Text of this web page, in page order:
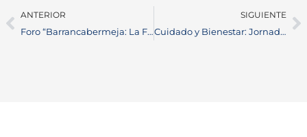
ANTERIOR
Foro “Barrancabermeja: La Familia que nos Une” Celebra el Día Internacional de la Familia
SIGUIENTE
Cuidado y Bienestar: Jornada Médica y Cultural para Adultos Mayores en Puerto Wilches